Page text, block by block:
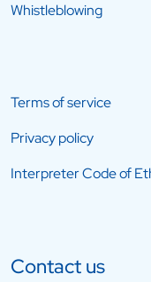
Whistleblowing
Terms of service
Privacy policy
Interpreter Code of
Contact us